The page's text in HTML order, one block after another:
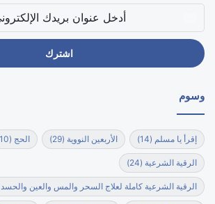
بريدك
الإلكتروني
وسوم
إقرأ يا مسلم (14) الأربعين النووية (29) الحج (10)
الرقية الشرعية (24)
الرقية الشرعية كاملة لعلاج السحر والمس والعين والحسد